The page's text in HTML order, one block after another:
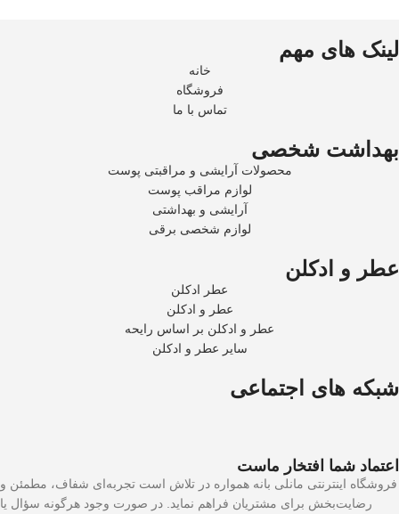
لینک های مهم
خانه
فروشگاه
تماس با ما
بهداشت شخصی
محصولات آرایشی و مراقبتی پوست
لوازم مراقب پوست
آرایشی و بهداشتی
لوازم شخصی برقی
عطر و ادکلن
عطر ادکلن
عطر و ادکلن
عطر و ادکلن بر اساس رایحه
سایر عطر و ادکلن
شبکه های اجتماعی
اعتماد شما افتخار ماست
فروشگاه اینترنتی مانلی بانه همواره در تلاش است تجربه‌ای شفاف، مطمئن و
رضایت‌بخش برای مشتریان فراهم نماید. در صورت وجود هرگونه سؤال یا